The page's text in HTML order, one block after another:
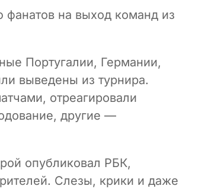
фанатов на выход команд из
Португалии, Германии,
выведены из турнира.
отреагировали
другие —
опубликовал РБК,
Слезы, крики и даже